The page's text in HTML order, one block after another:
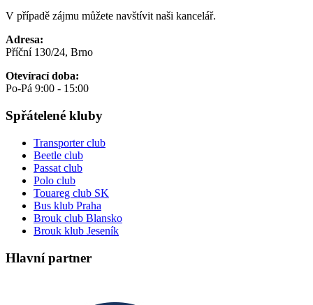
V případě zájmu můžete navštívit naši kancelář.
Adresa:
Příční 130/24, Brno
Otevírací doba:
Po-Pá 9:00 - 15:00
Spřátelené kluby
Transporter club
Beetle club
Passat club
Polo club
Touareg club SK
Bus klub Praha
Brouk club Blansko
Brouk klub Jeseník
Hlavní partner